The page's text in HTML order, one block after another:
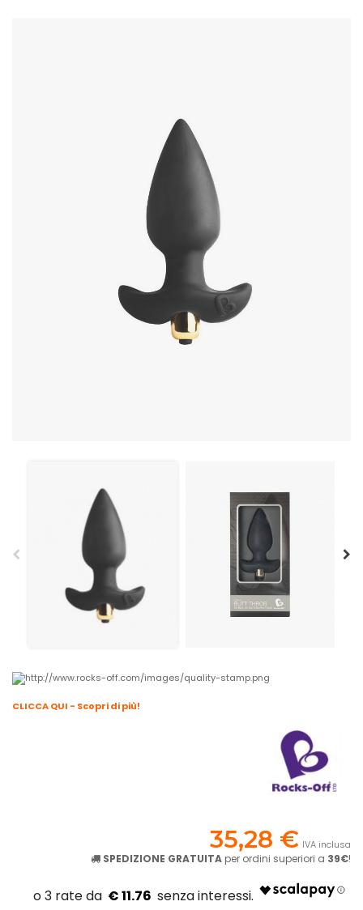
CLICCA QUI - Scopri di più!
35,28 € IVA inclusa
SPEDIZIONE GRATUITA per ordini superiori a 39€!
€ 11.76